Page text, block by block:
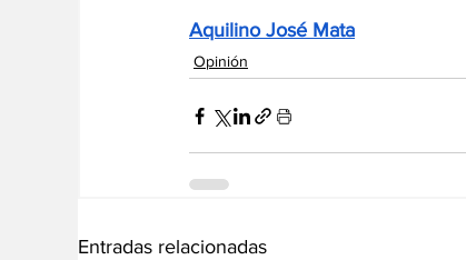
Aquilino José Mata
Opinión
Entradas relacionadas